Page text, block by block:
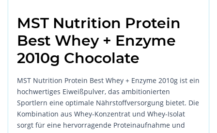
MST Nutrition Protein
Best Whey + Enzyme
2010g Chocolate
MST Nutrition Protein Best Whey + Enzyme 2010g ist ein
hochwertiges Eiweißpulver, das ambitionierten
Sportlern eine optimale Nährstoffversorgung bietet. Die
Kombination aus Whey-Konzentrat und Whey-Isolat
sorgt für eine hervorragende Proteinaufnahme und